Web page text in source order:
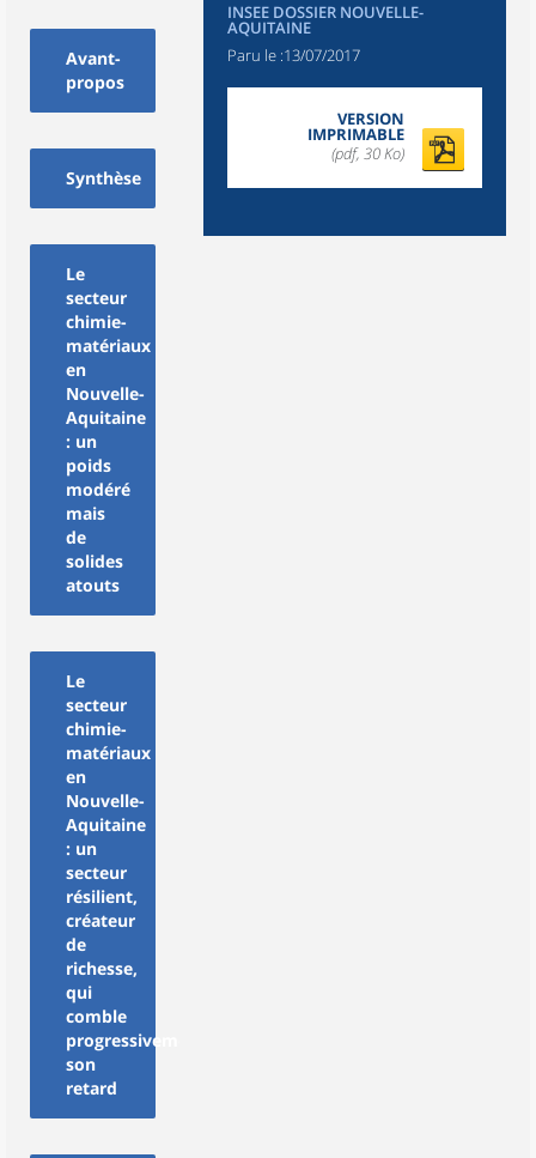
Avant-
propos
Synthèse
Le
secteur
chimie-
matériaux
en
Nouvelle-
Aquitaine
: un
poids
modéré
mais
de
solides
atouts
Le
secteur
chimie-
matériaux
en
Nouvelle-
Aquitaine
: un
secteur
résilient,
créateur
de
richesse,
qui
comble
progressivement
son
retard
INSEE DOSSIER NOUVELLE-
AQUITAINE
Paru le :13/07/2017
VERSION
IMPRIMABLE
(pdf, 30 Ko)